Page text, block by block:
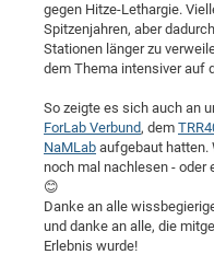
gegen Hitze-Lethargie.
Spitzenjahren, aber
Stationen länger zu
dem Thema intensiver auf
So zeigte es sich auch an
ForLab Verbund, dem
NaMLab aufgebaut hatten.
noch mal nachlesen -
😊
Danke an alle
und danke an alle, die
Erlebnis wurde!